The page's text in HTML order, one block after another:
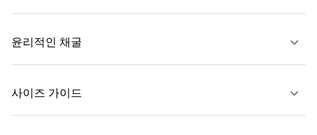
자세히 보기
윤리적인 채굴
사이즈 가이드